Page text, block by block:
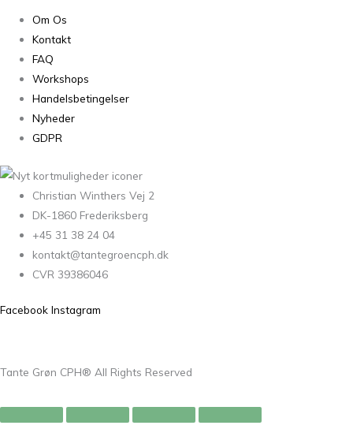
Om Os
Kontakt
FAQ
Workshops
Handelsbetingelser
Nyheder
GDPR
Christian Winthers Vej 2
DK-1860 Frederiksberg
+45 31 38 24 04
kontakt@tantegroencph.dk
CVR 39386046
Facebook Instagram
Tante Grøn CPH® All Rights Reserved